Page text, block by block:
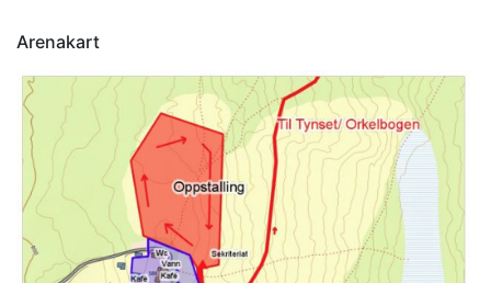
Arenakart